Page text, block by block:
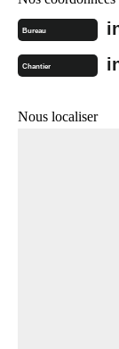
Bureau
Chantier
Nous localiser